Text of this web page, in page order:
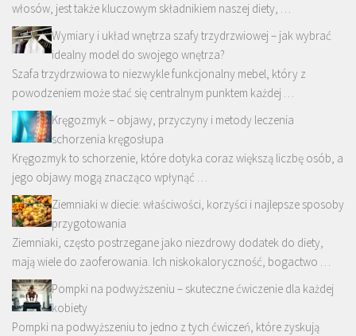
włosów, jest także kluczowym składnikiem naszej diety, …
Wymiary i układ wnętrza szafy trzydrzwiowej – jak wybrać
idealny model do swojego wnętrza?
Szafa trzydrzwiowa to niezwykle funkcjonalny mebel, który z
powodzeniem może stać się centralnym punktem każdej …
Kręgozmyk – objawy, przyczyny i metody leczenia
schorzenia kręgosłupa
Kręgozmyk to schorzenie, które dotyka coraz większą liczbę osób, a
jego objawy mogą znacząco wpłynąć …
Ziemniaki w diecie: właściwości, korzyści i najlepsze sposoby
przygotowania
Ziemniaki, często postrzegane jako niezdrowy dodatek do diety,
mają wiele do zaoferowania. Ich niskokaloryczność, bogactwo …
Pompki na podwyższeniu – skuteczne ćwiczenie dla każdej
kobiety
Pompki na podwyższeniu to jedno z tych ćwiczeń, które zyskują